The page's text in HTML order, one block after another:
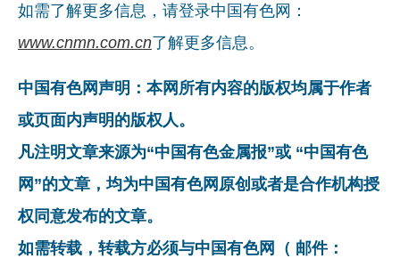
如需了解更多信息，请登录中国有色网：
www.cnmn.com.cn了解更多信息。
中国有色网声明：本网所有内容的版权均属于作者
或页面内声明的版权人。
凡注明文章来源为“中国有色金属报”或 “中国有色
网”的文章，均为中国有色网原创或者是合作机构授
权同意发布的文章。
如需转载，转载方必须与中国有色网（ 邮件：